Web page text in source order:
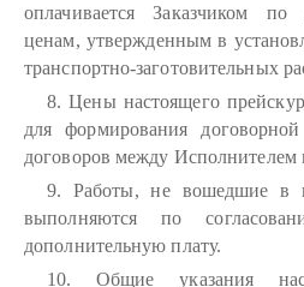
оплачивается Заказчиком
ценам, утвержденным в
транспортно-заготовительных
8. Цены настоящего
для формирования
договоров между Исполнителем
9. Работы, не вошедшие в
выполняются по
дополнительную плату.
10. Общие указания